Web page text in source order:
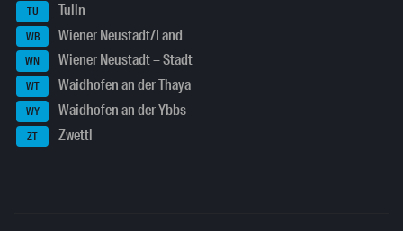
TU Tulln
WB Wiener Neustadt/Land
WN Wiener Neustadt – Stadt
WT Waidhofen an der Thaya
WY Waidhofen an der Ybbs
ZT Zwettl